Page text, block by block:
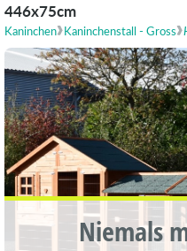
446x75cm
Kaninchen Kaninchenstall - Gross
Niemals